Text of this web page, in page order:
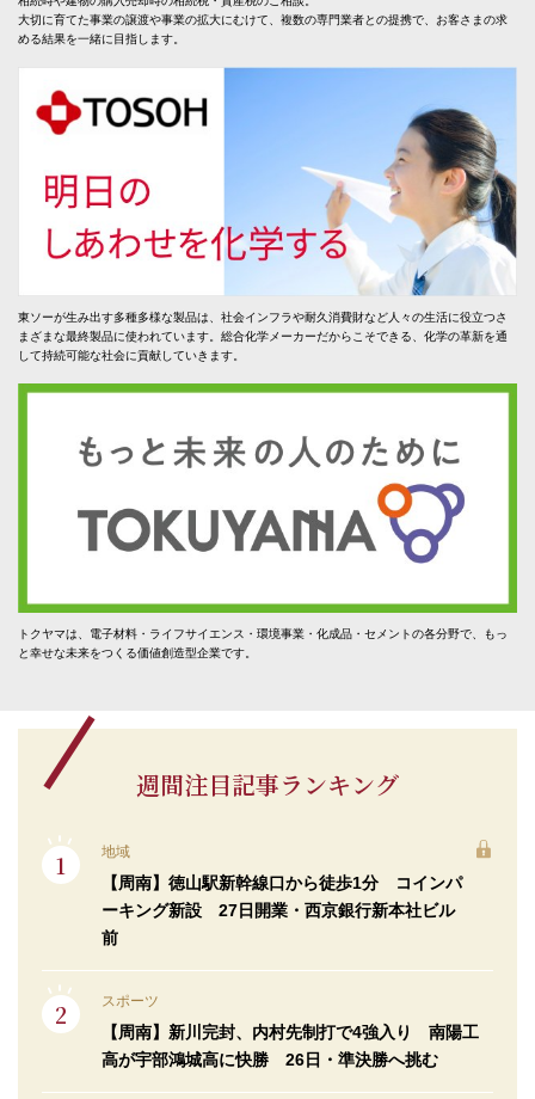
大切に育てた事業の譲渡や事業の拡大にむけて、複数の専門業者との提携で、お客さまの求
める結果を一緒に目指します。
東ソーが生み出す多種多様な製品は、社会インフラや耐久消費財など人々の生活に役立つさ
まざまな最終製品に使われています。総合化学メーカーだからこそできる、化学の革新を通
して持続可能な社会に貢献していきます。
トクヤマは、電子材料・ライフサイエンス・環境事業・化成品・セメントの各分野で、もっ
と幸せな未来をつくる価値創造型企業です。
週間注目記事ランキング
地域
【周南】徳山駅新幹線口から徒歩1分 コインパ
ーキング新設 27日開業・西京銀行新本社ビル
前
スポーツ
【周南】新川完封、内村先制打で4強入り 南陽工
高が宇部鴻城高に快勝 26日・準決勝へ挑む